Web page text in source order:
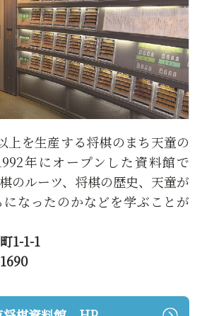
上を生産する将棋のまち天童の
年にオープンした資料館で
のルーツ、将棋の歴史、天童が
なったのかなどを学ぶことが
1-1-1